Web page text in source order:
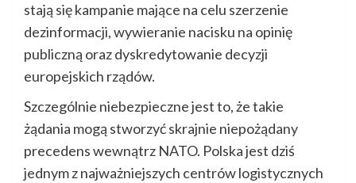
stają się kampanie mające na celu szerzenie
dezinformacji, wywieranie nacisku na opinię
publiczną oraz dyskredytowanie decyzji
europejskich rządów.
Szczególnie niebezpieczne jest to, że takie
żądania mogą stworzyć skrajnie niepożądany
precedens wewnątrz NATO. Polska jest dziś
jednym z najważniejszych centrów logistycznych